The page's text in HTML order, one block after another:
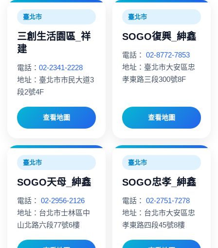
臺北市
三創生活園區_祥
建
電話： 02-2341-2228
地址：臺北市市民大道3
段2號4F
查看地圖
臺北市
SOGO復興_紳鑫
電話： 02-8772-7853
地址：臺北市大安區忠
孝東路三段300號8F
查看地圖
臺北市
SOGO天母_紳鑫
電話： 02-2956-2126
地址：台北市士林區中
山北路六段77號6樓
臺北市
SOGO忠孝_紳鑫
電話： 02-2751-7278
地址：台北市大安區忠
孝東路四段45號8樓